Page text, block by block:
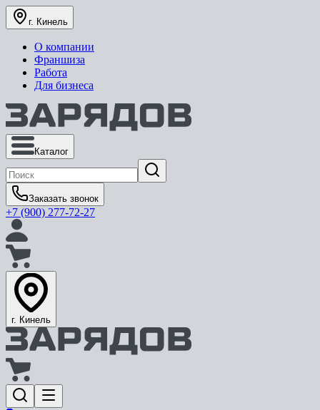
г. Кинель
О компании
Франшиза
Работа
Для бизнеса
Каталог
Заказать звонок
+7 (900) 277-72-27
г. Кинель